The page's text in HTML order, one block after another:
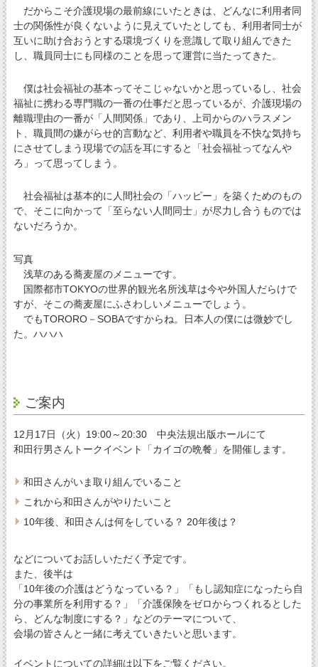
だからこそ介護現場の最前線にいたときは、どんなに利用者同
士の関係性が良くないように見えていたとしても、利用者同士が
互いに助け合おうとする環境づくりを意識して取り組んできた
し、職員同士にも同様のことを思って運営に当たってきた。
僕は社会福祉の基本ってそこじゃないかと思っているし、社会
福祉に携わる専門職の一番の仕事だと思っているが、介護現場の
離職理由の一番が「人間関係」であり、上司からのハラスメン
ト、職員間の嫌がらせ的言動など、利用者や職員を不快な気持ち
にさせてしまう現場での話を耳にすると「社会福祉ってなんや
ろ」って思ってしまう。
社会福祉は基本的に人間社会の「ハッピー」を築くためのもの
で、そこに向かって「至らない人間同士」が尽力し合うものでは
ないだろうか。
写真
浅草のある蕎麦屋のメニューです。
国際都市TOKYOの世界的観光名所浅草は今や外国人だらけで
すが、そこの蕎麦屋にふさわしいメニューでしょう。
でもTORORO－SOBAですからね。日本人の僕には微妙でし
た。ハハハ
ご案内
12月17日（火）19:00～20:30 中央法規出版ホールにて
和田行男さんトークイベント「カイゴの晩餐」を開催します。
和田さんがいま取り組んでいること
これから和田さんがやりたいこと
10年後、和田さんは何をしている？ 20年後は？
などについてお話しいただく予定です。
また、後半は
「10年後の介護はどうなっている？」「もし認知症になったら自
分の事業所を利用する？」「介護保険をゼロからつくれるとした
ら、どんな制度にする？」などのテーマについて、
会場の皆さんと一緒に考えていきたいと思います。
イベントについての詳細は以下をご覧ください。